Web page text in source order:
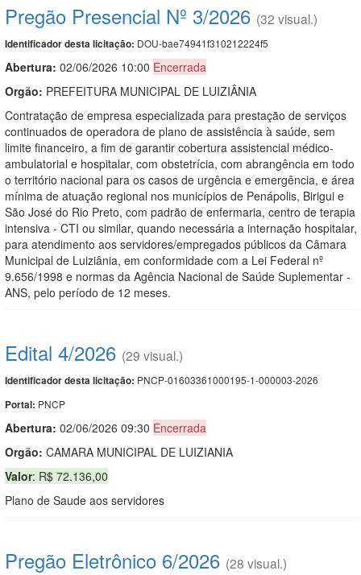
Pregão Presencial Nº 3/2026 (32 visual.)
Identificador desta licitação: DOU-bae74941f310212224f5
Abertura: 02/06/2026 10:00 Encerrada
Orgão: PREFEITURA MUNICIPAL DE LUIZIÂNIA
Contratação de empresa especializada para prestação de serviços
continuados de operadora de plano de assistência à saúde, sem
limite financeiro, a fim de garantir cobertura assistencial médico-
ambulatorial e hospitalar, com obstetrícia, com abrangência em todo
o território nacional para os casos de urgência e emergência, e área
mínima de atuação regional nos municípios de Penápolis, Birigui e
São José do Rio Preto, com padrão de enfermaria, centro de terapia
intensiva - CTI ou similar, quando necessária a internação hospitalar,
para atendimento aos servidores/empregados públicos da Câmara
Municipal de Luiziânia, em conformidade com a Lei Federal nº
9.656/1998 e normas da Agência Nacional de Saúde Suplementar -
ANS, pelo período de 12 meses.
Edital 4/2026 (29 visual.)
Identificador desta licitação: PNCP-01603361000195-1-000003-2026
Portal: PNCP
Abertura: 02/06/2026 09:30 Encerrada
Orgão: CAMARA MUNICIPAL DE LUIZIANIA
Valor: R$ 72.136,00
Plano de Saude aos servidores
Pregão Eletrônico 6/2026 (28 visual.)